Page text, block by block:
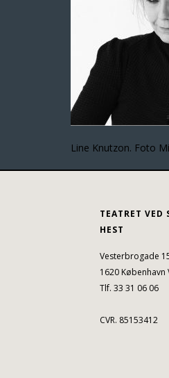
Line Knutzon. Foto
TEATRET VED
HEST
Vesterbrogade
1620 København
Tlf. 33 31 06 06
CVR. 85153412